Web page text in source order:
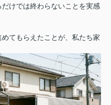
けでは終わらないことを実感
てもらえたことが、私たち家